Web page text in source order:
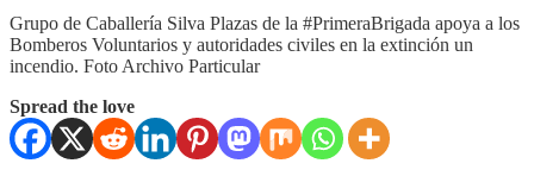
Grupo de Caballería Silva Plazas de la #PrimeraBrigada apoya a los
Bomberos Voluntarios y autoridades civiles en la extinción un
incendio. Foto Archivo Particular
Spread the love